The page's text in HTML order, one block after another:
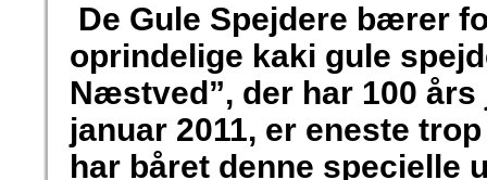
De Gule Spejdere bærer
oprindelige kaki gule
Næstved”, der har 100
januar 2011, er eneste
har båret denne specielle